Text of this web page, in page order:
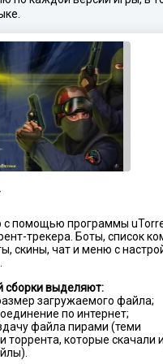
с помощью программы
трекера. Боты, список
скины, чат и меню с
сборки выделяют:
загружаемого файла;
по интернет;
файла пирами (теми
торрента, которые скачали